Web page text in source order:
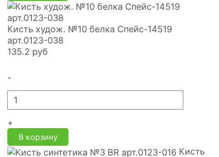
Кисть худож. №10 белка Спейс-14519
арт.0123-038
135.2 руб
-
+
В корзину
Кисть